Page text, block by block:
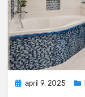
Geplaatst
april 9, 2025